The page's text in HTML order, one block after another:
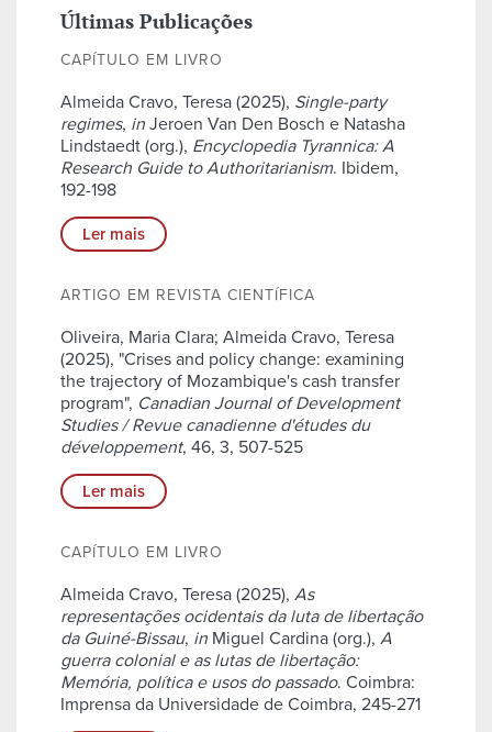
Últimas Publicações
CAPÍTULO EM LIVRO
Almeida Cravo, Teresa (2025), Single-party
regimes, in Jeroen Van Den Bosch e Natasha
Lindstaedt (org.), Encyclopedia Tyrannica: A
Research Guide to Authoritarianism. Ibidem,
192-198
Ler mais
ARTIGO EM REVISTA CIENTÍFICA
Oliveira, Maria Clara; Almeida Cravo, Teresa
(2025), "Crises and policy change: examining
the trajectory of Mozambique's cash transfer
program", Canadian Journal of Development
Studies / Revue canadienne d'études du
développement, 46, 3, 507-525
Ler mais
CAPÍTULO EM LIVRO
Almeida Cravo, Teresa (2025), As
representações ocidentais da luta de libertação
da Guiné-Bissau, in Miguel Cardina (org.), A
guerra colonial e as lutas de libertação:
Memória, política e usos do passado. Coimbra:
Imprensa da Universidade de Coimbra, 245-271